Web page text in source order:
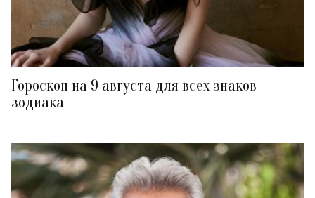
Гороскоп на 9 августа для всех знаков
зодиака